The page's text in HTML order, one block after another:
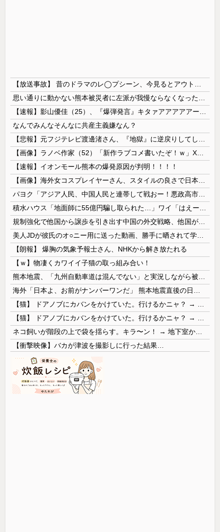
なんでみんなそんなに共産主義嫌なん？
【速報】イオンモール熊本の爆発原因が判明！！！！
【朗報】 爆胸の気象予報士さん、NHKから解き放たれる
【ｗ】物凄くカワイイ子猫の取っ組み合い！
【衝撃映像】バカが津波を撮影しに行った結果…